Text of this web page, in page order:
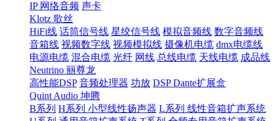
IP 网络音频 声卡
Klotz 歌丝
HiFi线 话筒信号线 星绞信号线 模拟音频线 数字音频线
音箱线 视频数字线 视频模拟线 摄像机电缆 dmx电缆线
电源电缆 混合电缆 光纤 网线 总线电缆 天线电缆 成品线
Neutrino 丽尊龙
高性能DSP 音频处理器 功放 DSP Dante扩展盒
Quint Audio 坤腾
B系列 H系列 小型线性扬声器 L系列 线性音箱扩声系统